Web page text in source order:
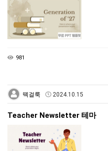
981
떽걸룩 2024.10.15
Teacher Newsletter 테마